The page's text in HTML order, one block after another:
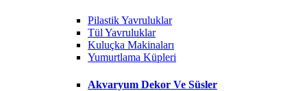
Pilastik Yavruluklar
Tül Yavruluklar
Kuluçka Makinaları
Yumurtlama Küpleri
Akvaryum Dekor Ve Süsler